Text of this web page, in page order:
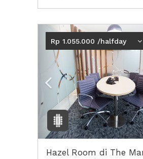
Previous
Rp 1.055.000 /halfday
Hazel Room di The